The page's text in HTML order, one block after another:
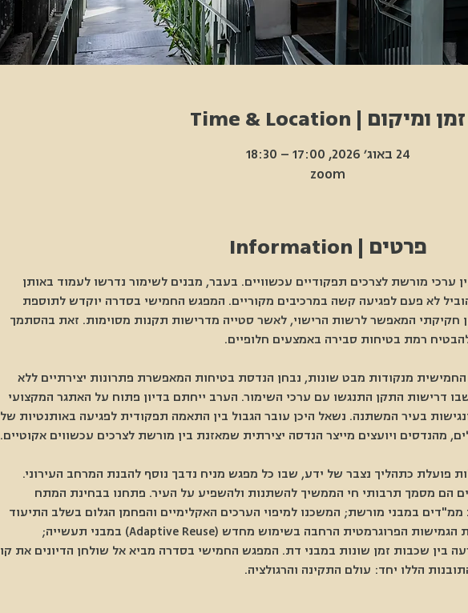
זמן ומיקום | Time & Location
24 באוג׳ 2026, 17:00 – 18:30
zoom
פרטים | Information
ערכי מורשת לצרכים תפקודיים עכשוויים. בעבר, מבנים לשימור נדרשו לעמוד באותן
לא פעם לפגיעה קשה במרכיבים מקוריים. המפגש החמישי בסדרה יוקדש לתוספת
חקיקתי המאפשר לרשות הרישוי, לאשר סטייה מדרישות תקנות מסוימות. זאת בהסתמך
רמת בטיחות סבירה באמצעים חלופיים.
מנקודות מבט שונות, נבחן הנדסת בטיחות המאפשרת פתרונות יצירתיים ללא
דרישות התקן התנגשו עם ערכי השימור. הערב ייחתם בדיון פתוח על האתגר המקצועי
בעיר המשתנה. נשאל היכן עובר הגבול בין התאמה תפקודית לפגיעה באותנטיות של
מהנדסים ויועצים מייצר הנדסה יצירתית שמאזנת בין מורשת לצרכים עכשווים אקוטיים.
פועלת כתהליך נצבר של ידע, שבו כל מפגש מניח נדבך נוסף להבנת המרחב העירוני.
הם מסמך תרבותי חי הממשיך להשתנות ולהשפיע על העיר. פתחנו בבחינת המתח
ממ"דים במבני מורשת; המשכנו למיפוי הערכים האקלימיים והפחמן הגלום בשלב התיעוד
המקדים (Pre-Intervention); חקרנו את הגמישות הפרוגרמטית הרחבה בשימוש מחדש (Adaptive Reuse) במבני תעשייה;
בין שכבות זמן שונות במבני דת. המפגש החמישי בסדרה מביא אל שולחן הדיונים את קו
הללו יחד: עולם התקינה והרגולציה.